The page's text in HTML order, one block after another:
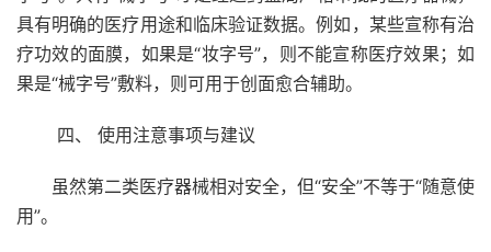
具有明确的医疗用途和临床验证数据。例如，某些宣称有治
疗功效的面膜，如果是“妆字号”，则不能宣称医疗效果；如
果是“械字号”敷料，则可用于创面愈合辅助。
四、 使用注意事项与建议
虽然第二类医疗器械相对安全，但“安全”不等于“随意使
用”。